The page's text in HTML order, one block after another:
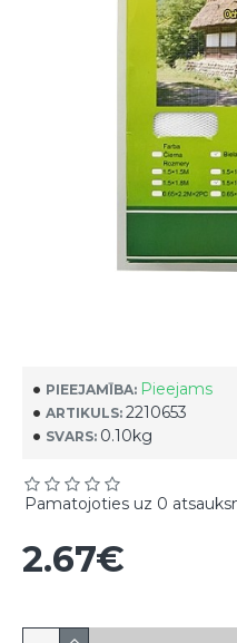
PIEEJAMĪBA: Pieejams
ARTIKULS: 2210653
SVARS: 0.10kg
Pamatojoties uz 0
2.67€